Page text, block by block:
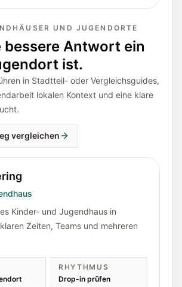
UND JUGENDORTE
bessere Antwort ein
ist.
in Stadtteil- oder Vergleichsguides,
lokalen Kontext und eine klare
vergleichen
Kinder- und Jugendhaus in
Zeiten, Teams und mehreren
RHYTHMUS
Drop-in prüfen